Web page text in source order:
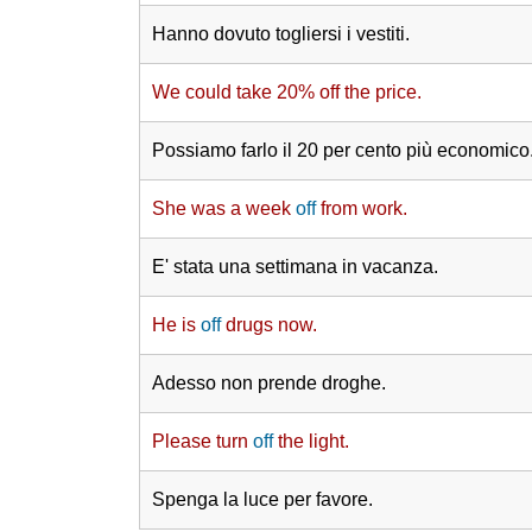
Hanno dovuto togliersi i vestiti.
We could take 20% off the price.
Possiamo farlo il 20 per cento più
She was a week offfrom work.
E' stata una settimana in vacanza.
He is offdrugs now.
Adesso non prende droghe.
Please turn offthe light.
Spenga la luce per favore.